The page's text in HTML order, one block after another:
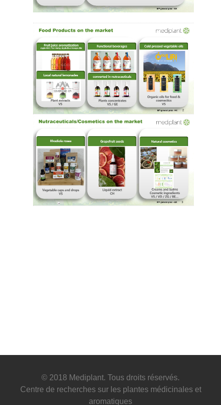
© 2018 Mediplant. Tous droits réservés.
Centre de recherches sur les plantes médicinales et
aromatiques